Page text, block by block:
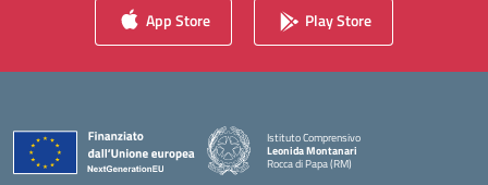
App Store Play Store
Istituto Comprensivo
Leonida Montanari
Rocca di Papa (RM)
— Visita la pagina iniziale della scuola